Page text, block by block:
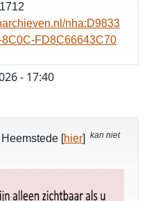
nha:D9833
8C0C-FD8C66643C70
- 17:40
[hier]
kan niet